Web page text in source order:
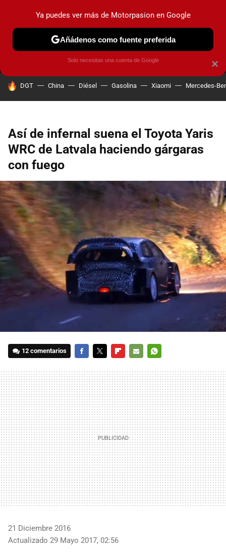
MENÚ NUEVO
COCHES ELÉCTRICOS OBSERVATORIO
HOY SE HABLA DE
DGT China Diésel Gasolina Xiaomi Mercedes-
Así de infernal suena el Toyota Yaris
WRC de Latvala haciendo gárgaras
con fuego
12 comentarios
MAIL
21 Diciembre 2016
Actualizado 29 Mayo 2017, 02:56
×
Ya puedes ver más de Motorpasion en Google
Añádenos como fuente preferida
Solo necesitas una cuenta de Google